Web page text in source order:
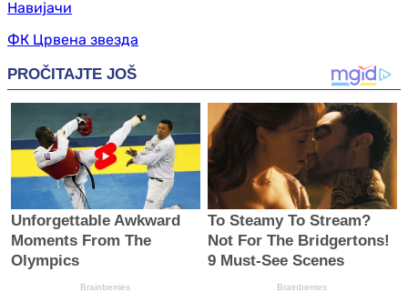
Навијачи
ФК Црвена звезда